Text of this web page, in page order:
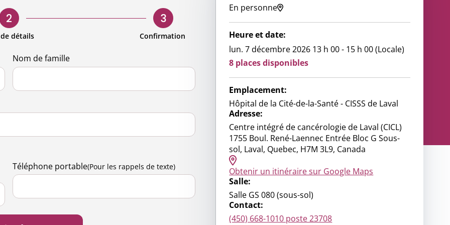
hommes
santé
d'entreprise
nature
et activités
bénévoles
Accès pour les bénévoles
Gouvernance
Présence mondiale
Contactez-nous
2
détails
3
Confirmation
Nom de famille
Téléphone portable(Pour les rappels de texte)
En personne
Heure et date:
lun. 7 décembre 2026 13 h 00 - 15 h 00 (Locale)
8 places disponibles
Emplacement:
Hôpital de la Cité-de-la-Santé - CISSS de Laval
Adresse:
Centre intégré de cancérologie de Laval (CICL)
1755 Boul. René-Laennec Entrée Bloc G Sous-
sol, Laval, Quebec, H7M 3L9, Canada
Obtenir un itinéraire sur Google Maps
Salle:
Salle GS 080 (sous-sol)
Contact:
(450) 668-1010 poste 23708